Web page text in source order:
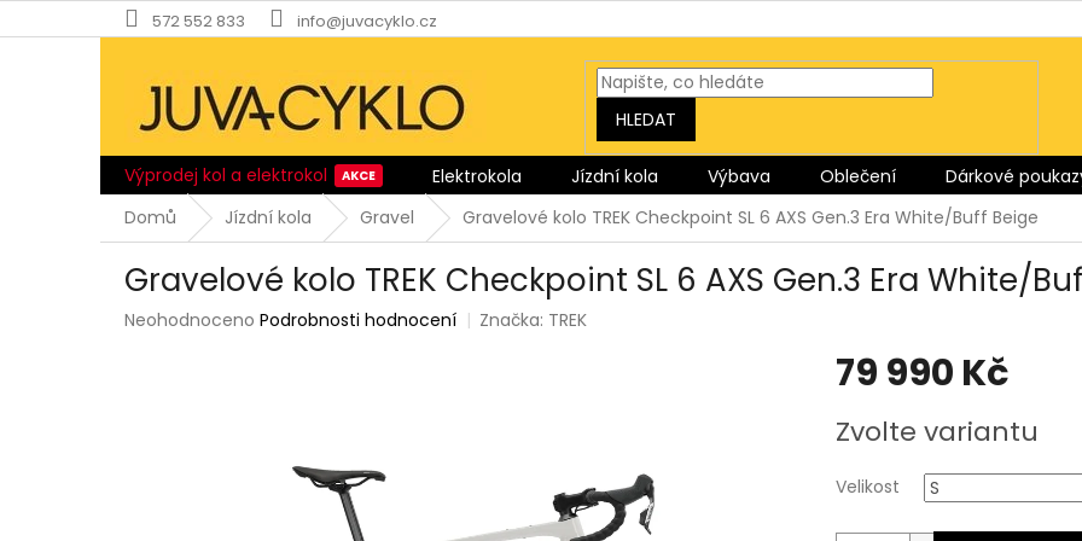
na
572 552 833 info@juvacyklo.cz
HLEDAT
Výprodej kol a elektrokol Elektrokola Jízdní kola Výbava Oblečení Dárkové
Domů
Jízdní kola Gravel Gravelové kolo TREK Checkpoint SL 6 AXS Gen.3 Era White/Buff Beige
Gravelové kolo TREK Checkpoint SL 6 AXS Gen.3 Era White/
Průměrné
Neohodnoceno Podrobnosti hodnocení Značka: TREK
79 990 Kč
cena:
Zvolte variantu
Velikost